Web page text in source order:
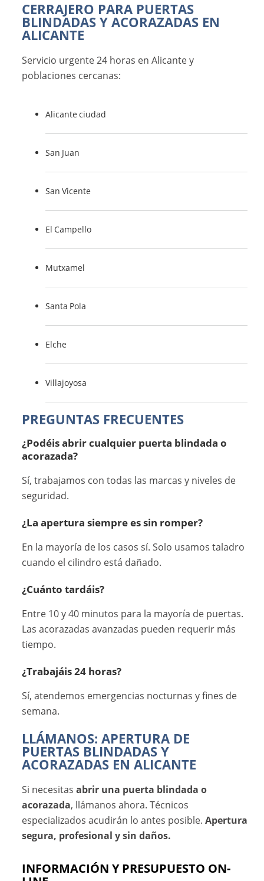
CERRAJERO PARA PUERTAS
BLINDADAS Y ACORAZADAS EN
ALICANTE
Servicio urgente 24 horas en Alicante y
poblaciones cercanas:
Alicante ciudad
San Juan
San Vicente
El Campello
Mutxamel
Santa Pola
Elche
Villajoyosa
PREGUNTAS FRECUENTES
¿Podéis abrir cualquier puerta blindada o
acorazada?
Sí, trabajamos con todas las marcas y niveles de
seguridad.
¿La apertura siempre es sin romper?
En la mayoría de los casos sí. Solo usamos taladro
cuando el cilindro está dañado.
¿Cuánto tardáis?
Entre 10 y 40 minutos para la mayoría de puertas.
Las acorazadas avanzadas pueden requerir más
tiempo.
¿Trabajáis 24 horas?
Sí, atendemos emergencias nocturnas y fines de
semana.
LLÁMANOS: APERTURA DE
PUERTAS BLINDADAS Y
ACORAZADAS EN ALICANTE
Si necesitasabrir una puerta blindada o
acorazada, llámanos ahora. Técnicos
especializados acudirán lo antes posible.Apertura
segura, profesional y sin daños.
INFORMACIÓN Y PRESUPUESTO ON-